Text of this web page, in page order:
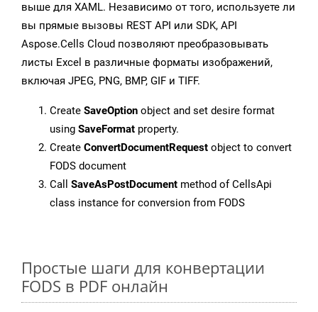
выше для XAML. Независимо от того, используете ли
вы прямые вызовы REST API или SDK, API
Aspose.Cells Cloud позволяют преобразовывать
листы Excel в различные форматы изображений,
включая JPEG, PNG, BMP, GIF и TIFF.
Create SaveOption object and set desire format
using SaveFormat property.
Create ConvertDocumentRequest object to convert
FODS document
Call SaveAsPostDocument method of CellsApi
class instance for conversion from FODS
Простые шаги для конвертации
FODS в PDF онлайн